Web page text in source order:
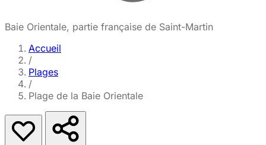
Baie Orientale, partie française de Saint-Martin
Accueil
/
Plages
/
Plage de la Baie Orientale